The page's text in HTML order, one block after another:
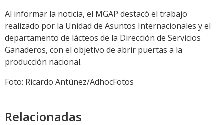
Al informar la noticia, el MGAP destacó el trabajo
realizado por la Unidad de Asuntos Internacionales y el
departamento de lácteos de la Dirección de Servicios
Ganaderos, con el objetivo de abrir puertas a la
producción nacional.
Foto: Ricardo Antúnez/AdhocFotos
Relacionadas